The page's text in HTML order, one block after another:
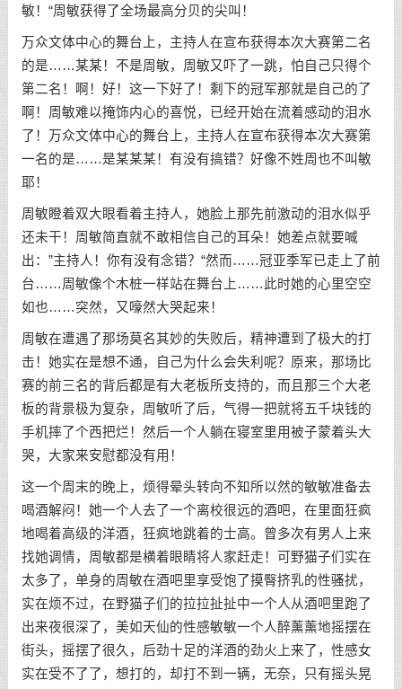
敏！“周敏获得了全场最高分贝的尖叫！
万众文体中心的舞台上，主持人在宣布获得本次大赛第二名
的是……某某！不是周敏，周敏又吓了一跳，怕自己只得个
第二名！啊！好！这一下好了！剩下的冠军那就是自己的了
啊！周敏难以掩饰内心的喜悦，已经开始在流着感动的泪水
了！万众文体中心的舞台上，主持人在宣布获得本次大赛第
一名的是……是某某某！有没有搞错？好像不姓周也不叫敏
耶！
周敏瞪着双大眼看着主持人，她脸上那先前激动的泪水似乎
还未干！周敏简直就不敢相信自己的耳朵！她差点就要喊
出：”主持人！你有没有念错？“然而……冠亚季军已走上了前
台……周敏像个木桩一样站在舞台上……此时她的心里空空
如也……突然，又嚎然大哭起来！
周敏在遭遇了那场莫名其妙的失败后，精神遭到了极大的打
击！她实在是想不通，自己为什么会失利呢？原来，那场比
赛的前三名的背后都是有大老板所支持的，而且那三个大老
板的背景极为复杂，周敏听了后，气得一把就将五千块钱的
手机摔了个西把烂！然后一个人躺在寝室里用被子蒙着头大
哭，大家来安慰都没有用！
这一个周末的晚上，烦得晕头转向不知所以然的敏敏准备去
喝酒解闷！她一个人去了一个离校很远的酒吧，在里面狂疯
地喝着高级的洋酒，狂疯地跳着的士高。曾多次有男人上来
找她调情，周敏都是横着眼睛将人家赶走！可野猫子们实在
太多了，单身的周敏在酒吧里享受饱了摸臀挤乳的性骚扰，
实在烦不过，在野猫子们的拉拉扯扯中一个人从酒吧里跑了
出来夜很深了，美如天仙的性感敏敏一个人醉薰薰地摇摆在
街头，摇摆了很久，后劲十足的洋酒的劲火上来了，性感女
实在受不了了，想打的，却打不到一辆，无奈，只有摇头晃